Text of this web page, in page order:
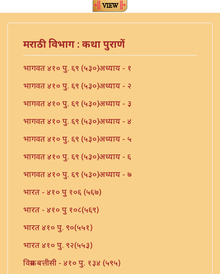
मराठी विभाग : कथा पुराणें
भागवत ४१० पु. ६९ (५३०)अध्याय - १
भागवत ४१० पु. ६९ (५३०)अध्याय - २
भागवत ४१० पु. ६९ (५३०)अध्याय - ३
भागवत ४१० पु. ६९ (५३०)अध्याय - ४
भागवत ४१० पु. ६९ (५३०)अध्याय - ५
भागवत ४१० पु. ६९ (५३०)अध्याय - ६
भागवत ४१० पु. ६९ (५३०)अध्याय - ७
भारत - ४१० पु १०६ (५६७)
भारत - ४१० पु १०८(५६९)
भारत ४१० पु. ९०(५५१)
भारत ४१० पु. ९२(५५३)
विक्रम बत्तीसी - ४१० पु. १३४ (५९५)